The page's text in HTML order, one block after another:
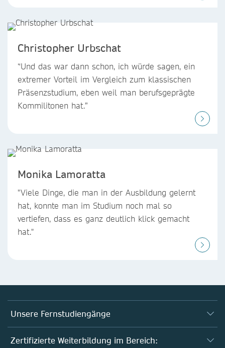
Christopher Urbschat
“Und das war dann schon, ich würde sagen, ein
extremer Vorteil im Vergleich zum klassischen
Präsenzstudium, eben weil man berufsgeprägte
Kommilitonen hat.”
Monika Lamoratta
"Viele Dinge, die man in der Ausbildung gelernt
hat, konnte man im Studium noch mal so
vertiefen, dass es ganz deutlich klick gemacht
hat."
Unsere Fernstudiengänge
Fernstudium Biologie
Zertifizierte Weiterbildung im Bereich: